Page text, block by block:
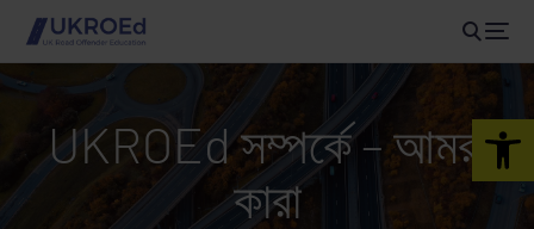
UKROEd সম্পর্কে – আমরা
কারা